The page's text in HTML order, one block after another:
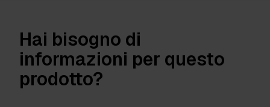
Hai bisogno di
informazioni per questo
prodotto?